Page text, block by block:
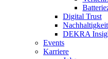
Digital Trust
Nachhaltigkeit
DEKRA
Events
Karriere